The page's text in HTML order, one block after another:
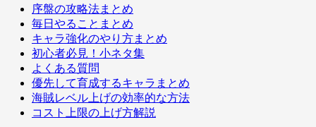
序盤の攻略法まとめ
毎日やることまとめ
キャラ強化のやり方まとめ
初心者必見！小ネタ集
よくある質問
優先して育成するキャラまとめ
海賊レベル上げの効率的な方法
コスト上限の上げ方解説